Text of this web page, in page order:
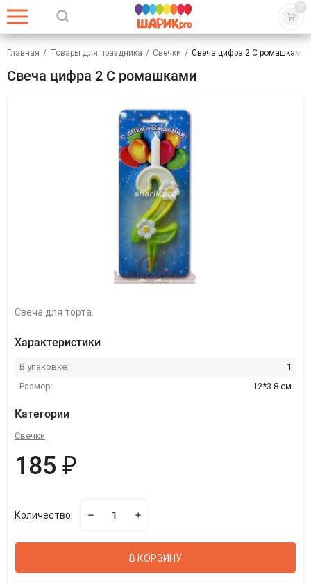
0
Главная / Товары для праздника / Свечки / Свеча цифра 2 С ромашками
Свеча цифра 2 С ромашками
Свеча для торта.
Характеристики
В упаковке:
1
Размер:
12*3.8 см
Категории
Свечки
185 ₽
Количество:
В КОРЗИНУ